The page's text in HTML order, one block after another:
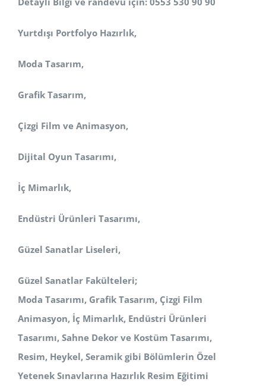
Yurtdışı Portfolyo Hazırlık,
Moda Tasarım,
Grafik Tasarım,
Çizgi Film ve Animasyon,
Dijital Oyun Tasarımı,
İç Mimarlık,
Endüstri Ürünleri Tasarımı,
Güzel Sanatlar Liseleri,
Güzel Sanatlar Fakülteleri;
Moda Tasarımı, Grafik Tasarım, Çizgi Film
Animasyon, İç Mimarlık, Endüstri Ürünleri
Tasarımı, Sahne Dekor ve Kostüm Tasarımı,
Resim, Heykel, Seramik gibi Bölümlerin Özel
Yetenek Sınavlarına Hazırlık Resim Eğitimi